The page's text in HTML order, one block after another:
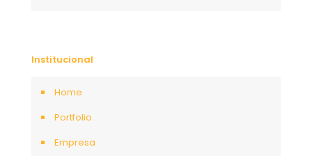
Institucional
Home
Portfolio
Empresa